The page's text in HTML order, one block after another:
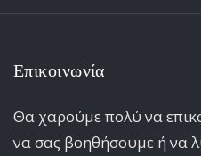
Επικοινωνία
Θα χαρούμε πολύ να
να σας βοηθήσουμε ή να